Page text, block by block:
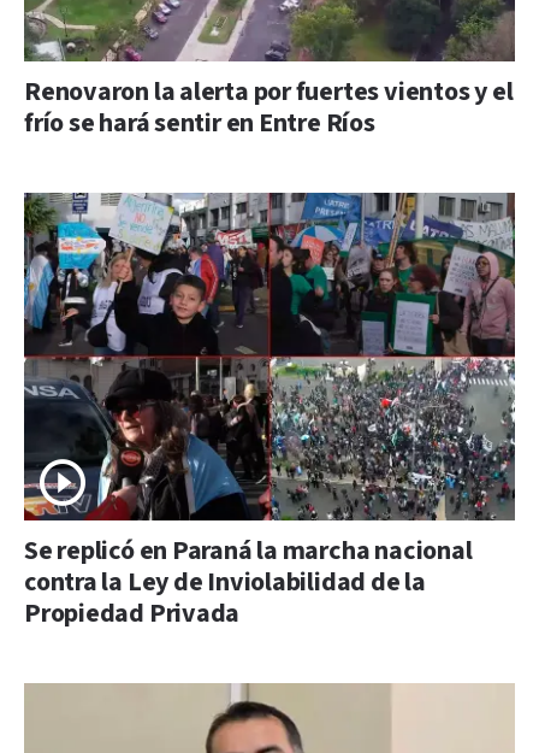
Renovaron la alerta por fuertes vientos y el
frío se hará sentir en Entre Ríos
Se replicó en Paraná la marcha nacional
contra la Ley de Inviolabilidad de la
Propiedad Privada